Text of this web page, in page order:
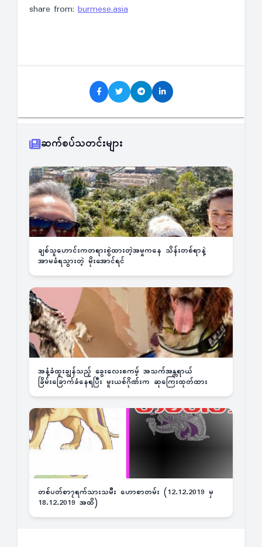
share from: burmese.asia
ဆက်စပ်သတင်းများ
ချစ်သူဟောင်းကတရားစွဲထားတဲ့အမှုကနေ သိန်းတစ်ရာနဲ့
အာမခံရသွားတဲ့ မိုးအောင်ရင်
အနံ့ခံထူးချွန်သည့် ခွေးလေးစကမ့် အသက်အန္တရာယ်
ခြိမ်းခြောက်ခံနေရပြီး မူးယစ်ဂိုဏ်းက ဆုကြေးထုတ်ထား
တစ်ပတ်စာ၇ရက်သားသမီး ဟောစာတမ်း (12.12.2019 မှ
18.12.2019 အထိ)